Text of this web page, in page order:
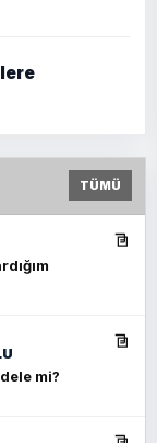
TÜMÜ
mi?